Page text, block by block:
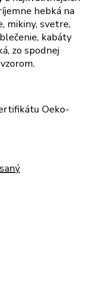
hebká na
mikiny, svetre,
kabáty
zo spodnej
Oeko-